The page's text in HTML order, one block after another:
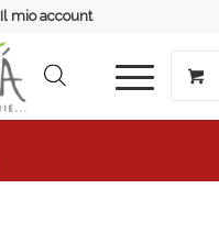
Il mio account